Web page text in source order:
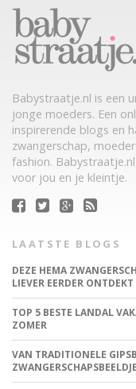
Babystraatje.nl is een
jonge moeders. Een
inspirerende blogs en
zwangerschap,
fashion.
voor jou en je kleintje.
LAATSTE BLOGS
DEZE HEMA
LIEVER EERDER ONTDEKT
TOP 5 BESTE LANDAL
ZOMER
VAN TRADITIONELE
ZWANGERSCHAPSBEELDJE